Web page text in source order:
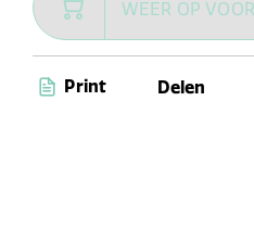
WEER OP
Print Delen